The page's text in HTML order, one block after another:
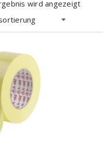
wird angezeigt